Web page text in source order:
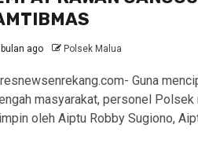
ago Polsek Malua
Guna
masyarakat, personel Polsek
oleh Aiptu Robby Sugiono,